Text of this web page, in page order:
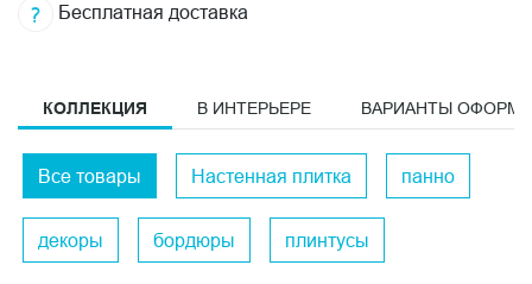
Бесплатная доставка
КОЛЛЕКЦИЯ В ИНТЕРЬЕРЕ ВАРИАНТЫ
Все товары Настенная плитка панно
декоры бордюры плинтусы